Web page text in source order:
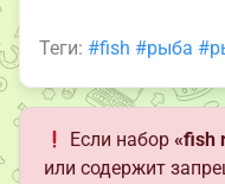
Теги: #fish #рыба
Если набор«fish
или содержит